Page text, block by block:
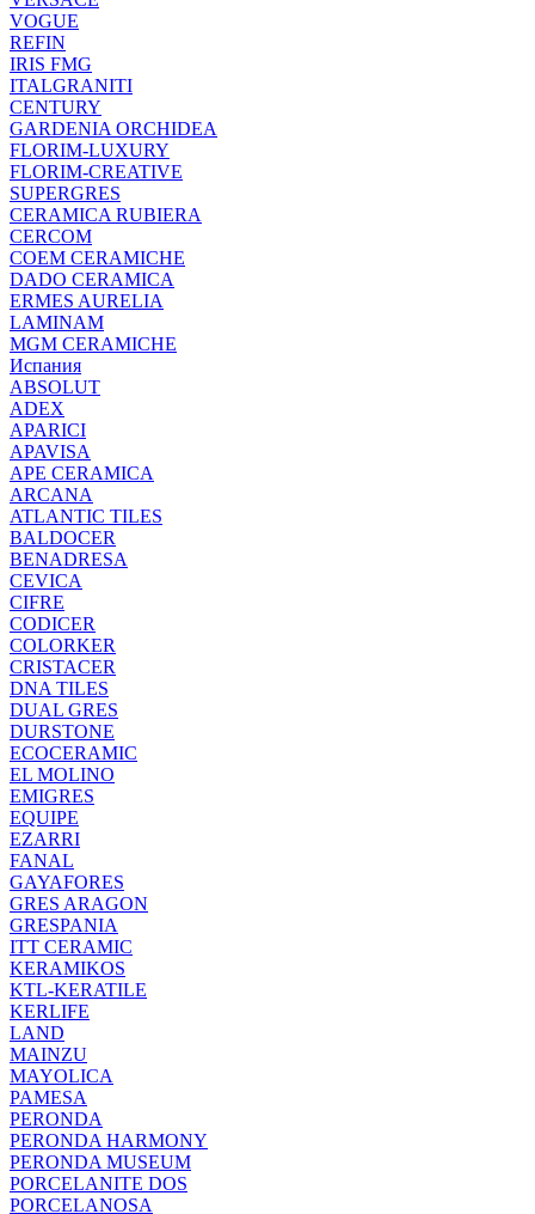
VOGUE
REFIN
IRIS FMG
ITALGRANITI
CENTURY
GARDENIA ORCHIDEA
FLORIM-LUXURY
FLORIM-CREATIVE
SUPERGRES
CERAMICA RUBIERA
CERCOM
COEM CERAMICHE
DADO CERAMICA
ERMES AURELIA
LAMINAM
MGM CERAMICHE
Испания
ABSOLUT
ADEX
APARICI
APAVISA
APE CERAMICA
ARCANA
ATLANTIC TILES
BALDOCER
BENADRESA
CEVICA
CIFRE
CODICER
COLORKER
CRISTACER
DNA TILES
DUAL GRES
DURSTONE
ECOCERAMIC
EL MOLINO
EMIGRES
EQUIPE
EZARRI
FANAL
GAYAFORES
GRES ARAGON
GRESPANIA
ITT CERAMIC
KERAMIKOS
KTL-KERATILE
KERLIFE
LAND
MAINZU
MAYOLICA
PAMESA
PERONDA
PERONDA HARMONY
PERONDA MUSEUM
PORCELANITE DOS
PORCELANOSA